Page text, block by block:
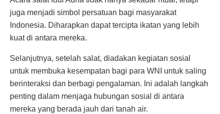
juga menjadi simbol persatuan bagi masyarakat
Indonesia. Diharapkan dapat tercipta ikatan yang lebih
kuat di antara mereka.
Selanjutnya, setelah salat, diadakan kegiatan sosial
untuk membuka kesempatan bagi para WNI untuk saling
berinteraksi dan berbagi pengalaman. Ini adalah langkah
penting dalam menjaga hubungan sosial di antara
mereka yang berada jauh dari tanah air.